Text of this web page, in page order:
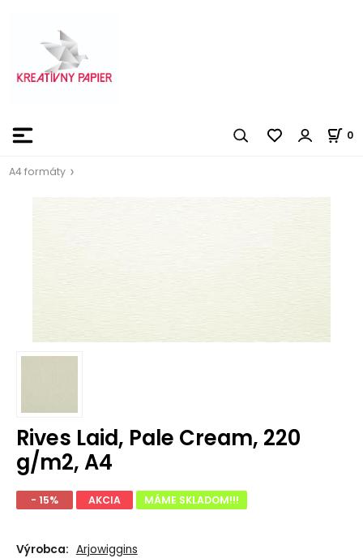
0
A4 formáty
Rives Laid, Pale Cream, 220
g/m2, A4
- 15% AKCIA MÁME SKLADOM!!!
Výrobca: Arjowiggins